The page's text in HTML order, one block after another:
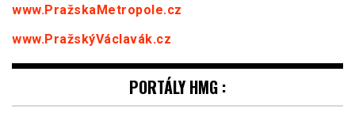
www.PražskaMetropole.cz
www.PražskýVáclavák.cz
PORTÁLY HMG :